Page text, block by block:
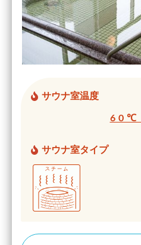
サウナ室温度
60℃
サウナ室タイプ